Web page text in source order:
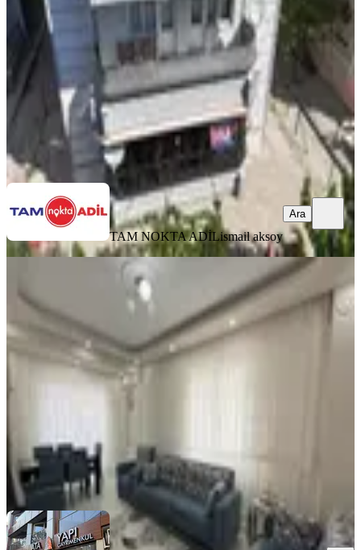
140 m²· Yüksek giriş ·05.08.2026
3.825.000 ₺
TAM NOKTA ADİLismail aksoy
Ara
TAM NOKTA ADİLismail aksoy
Ara
Ata Gayrimenkulden Ana Cadde
Üstünde 2+1
Bergama, Atatürk Mahallesi
2+1 ·95 m²·3. Kat·02.08.2026
4.150.000 ₺
ATA YAPI GAYRİMENKUL Atalay Dilenç
Ara